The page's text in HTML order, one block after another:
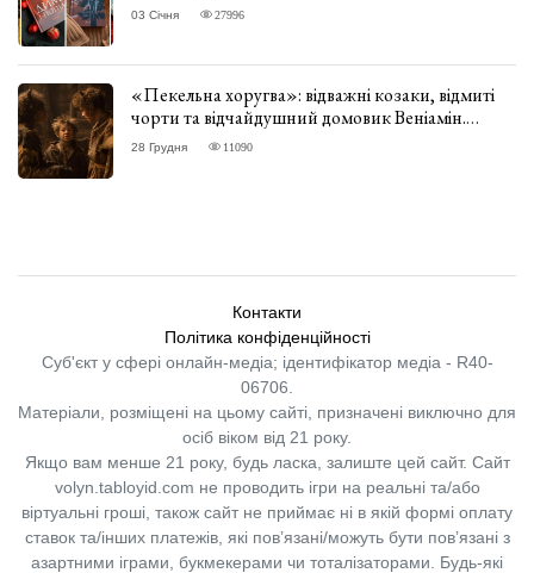
03 Січня 27996
«Пекельна хоругва»: відважні козаки, відмиті
чорти та відчайдушний домовик Веніамін.
ВІДГУК
28 Грудня 11090
Контакти
Політика конфіденційності
Суб'єкт у сфері онлайн-медіа; ідентифікатор медіа - R40-
06706.
Матеріали, розміщені на цьому сайті, призначені виключно для
осіб віком від 21 року.
Якщо вам менше 21 року, будь ласка, залиште цей сайт. Сайт
volyn.tabloyid.com не проводить ігри на реальні та/або
віртуальні гроші, також сайт не приймає ні в якій формі оплату
ставок та/інших платежів, які пов’язані/можуть бути пов’язані з
азартними іграми, букмекерами чи тоталізаторами. Будь-які